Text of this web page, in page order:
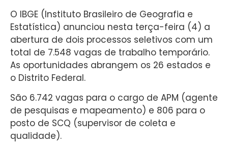
O IBGE (Instituto Brasileiro de Geografia e
Estatística) anunciou nesta terça-feira (4) a
abertura de dois processos seletivos com um
total de 7.548 vagas de trabalho temporário.
As oportunidades abrangem os 26 estados e
o Distrito Federal.
São 6.742 vagas para o cargo de APM (agente
de pesquisas e mapeamento) e 806 para o
posto de SCQ (supervisor de coleta e
qualidade).